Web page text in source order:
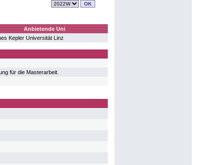
Anbietende Uni
Kepler Universität Linz
für die Masterarbeit.